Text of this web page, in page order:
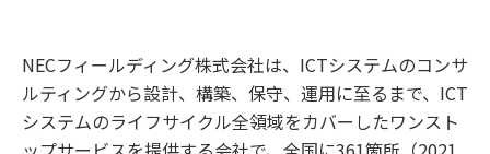
NECフィールディング株式会社は、ICTシステムのコンサ
ルティングから設計、構築、保守、運用に至るまで、ICT
システムのライフサイクル全領域をカバーしたワンスト